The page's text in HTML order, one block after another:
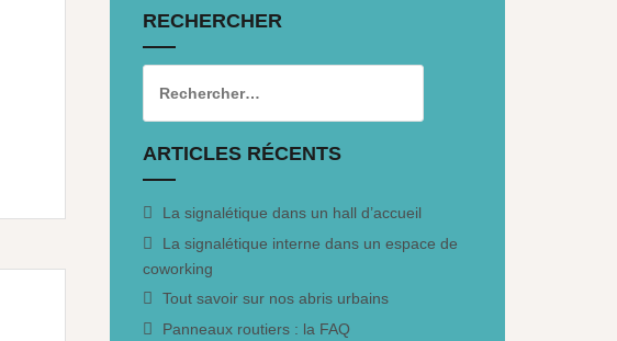
RECHERCHER
ARTICLES RÉCENTS
La signalétique dans un hall d’accueil
La signalétique interne dans un espace de
coworking
Tout savoir sur nos abris urbains
Panneaux routiers : la FAQ